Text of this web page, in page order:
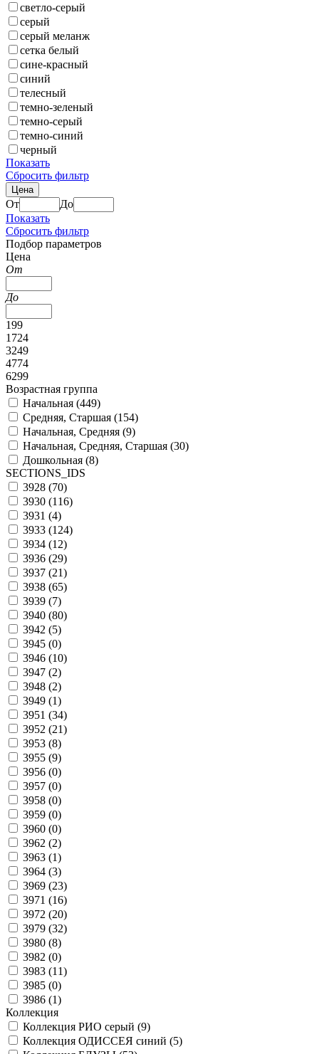
светло-серый
серый
серый меланж
сетка белый
сине-красный
синий
телесный
темно-зеленый
темно-серый
темно-синий
черный
Показать
Сбросить фильтр
Цена
От
До
Показать
Сбросить фильтр
Подбор параметров
Цена
От
До
199
1724
3249
4774
6299
Возрастная группа
Начальная (449)
Средняя, Старшая (154)
Начальная, Средняя (9)
Начальная, Средняя, Старшая (30)
Дошкольная (8)
SECTIONS_IDS
3928 (70)
3930 (116)
3931 (4)
3933 (124)
3934 (12)
3936 (29)
3937 (21)
3938 (65)
3939 (7)
3940 (80)
3942 (5)
3945 (0)
3946 (10)
3947 (2)
3948 (2)
3949 (1)
3951 (34)
3952 (21)
3953 (8)
3955 (9)
3956 (0)
3957 (0)
3958 (0)
3959 (0)
3960 (0)
3962 (2)
3963 (1)
3964 (3)
3969 (23)
3971 (16)
3972 (20)
3979 (32)
3980 (8)
3982 (0)
3983 (11)
3985 (0)
3986 (1)
Коллекция
Коллекция РИО серый (9)
Коллекция ОДИССЕЯ синий (5)